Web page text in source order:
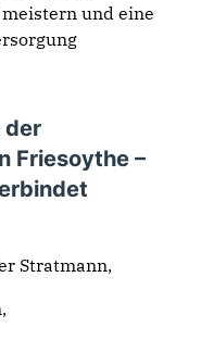
und eine
der
Friesoythe –
Stratmann,